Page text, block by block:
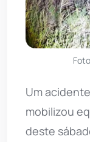
Um
mobilizou
deste